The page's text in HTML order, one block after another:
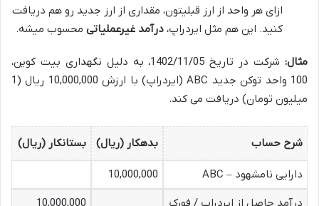
ازای هر واحد از ارز قبلیتون، مقداری از ارز جدید رو هم دریافت
کنید. این هم مثل ایردراپ، درآمد غیرعملیاتی محسوب میشه.
مثال:
شرکت در تاریخ 1402/11/05، به دلیل نگهداری بیت کوین،
100 واحد توکن جدید ABC (ایردراپ) با ارزش 10,000,000 ریال (1
میلیون تومان) دریافت می کند.
شرح حساب بدهکار (ریال) بستانکار (ریال)
دارایی نامشهود – ABC
10,000,000
درآمد حاصل از ایردراپ / فورک
10,000,000